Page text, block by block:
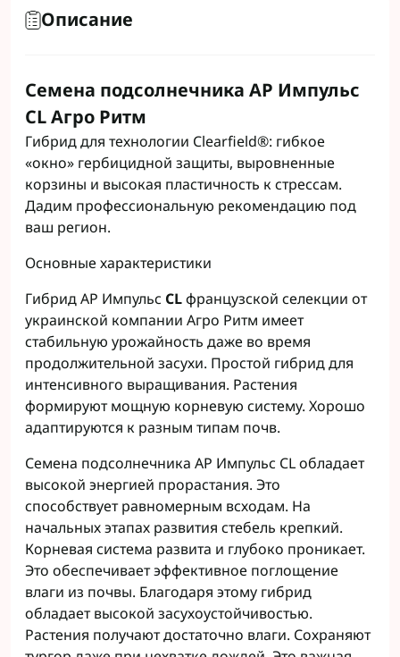
Описание
Семена подсолнечника АР Импульс
CL Агро Ритм
Гибрид для технологии Clearfield®: гибкое
«окно» гербицидной защиты, выровненные
корзины и высокая пластичность к стрессам.
Дадим профессиональную рекомендацию под
ваш регион.
Основные характеристики
Гибрид АР Импульс CLфранцузской селекции от
украинской компании Агро Ритм имеет
стабильную урожайность даже во время
продолжительной засухи. Простой гибрид для
интенсивного выращивания. Растения
формируют мощную корневую систему. Хорошо
адаптируются к разным типам почв.
Семена подсолнечника АР Импульс CL обладает
высокой энергией прорастания. Это
способствует равномерным всходам. На
начальных этапах развития стебель крепкий.
Корневая система развита и глубоко проникает.
Это обеспечивает эффективное поглощение
влаги из почвы. Благодаря этому гибрид
обладает высокой засухоустойчивостью.
Растения получают достаточно влаги. Сохраняют